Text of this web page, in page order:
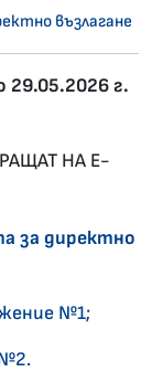
възлагане
29.05.2026 г.
НА E-
за директно
№1;